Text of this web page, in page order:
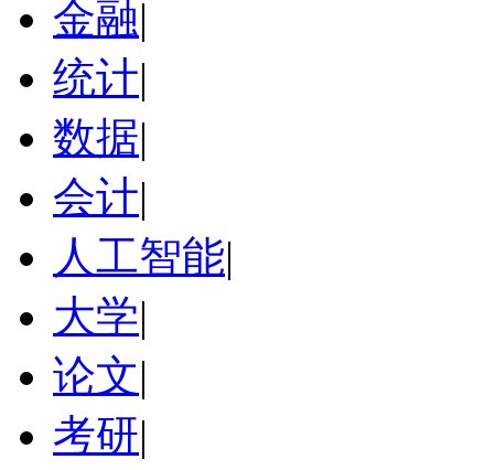
金融|
统计|
数据|
会计|
人工智能|
大学|
论文|
考研|